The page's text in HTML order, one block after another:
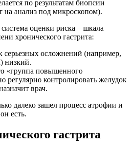
по результатам биопсии
на анализ под микроскопом).
система оценки риска – шкала
хронического гастрита:
серьезных осложнений (например,
низкий.
«группа повышенного
регулярно контролировать желудок
врач.
далеко зашел процесс атрофии и
есть.
гастрита